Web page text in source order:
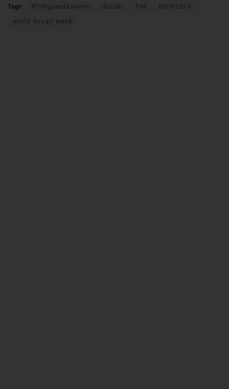
Tags: #TIMguardaavanti ducati TIM WDW2016
world ducati week